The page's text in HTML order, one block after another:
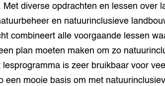
Met diverse opdrachten en lessen over
en natuurinclusieve
combineert alle voorgaande lessen
plan moeten maken om zo
lesprogramma is zeer bruikbaar voor
een mooie basis om met